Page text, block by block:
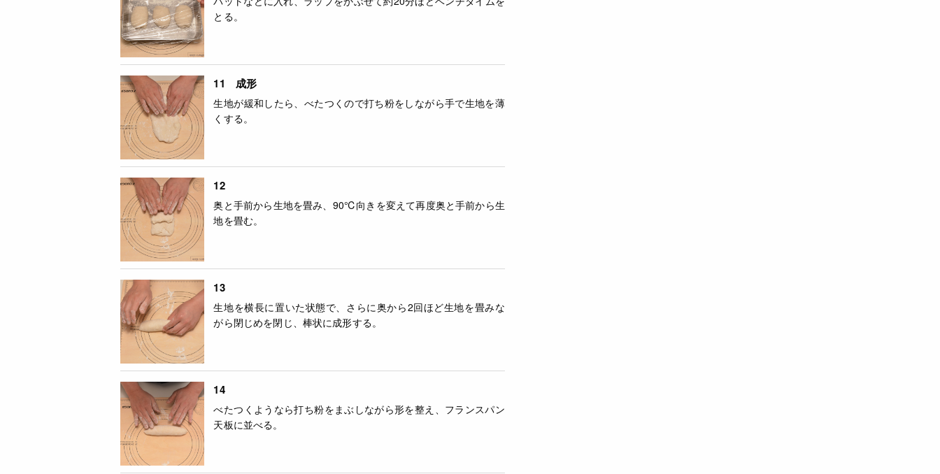
とる。
11 成形
生地が緩和したら、べたつくので打ち粉をしながら手で生地を薄
くする。
12
奥と手前から生地を畳み、90℃向きを変えて再度奥と手前から生
地を畳む。
13
生地を横長に置いた状態で、さらに奥から2回ほど生地を畳みな
がら閉じめを閉じ、棒状に成形する。
14
べたつくようなら打ち粉をまぶしながら形を整え、フランスパン
天板に並べる。